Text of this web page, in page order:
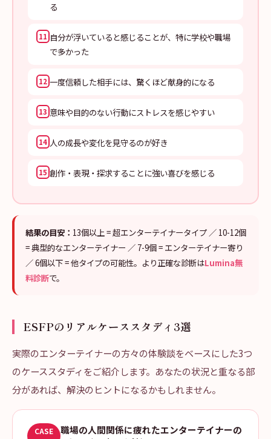
る
11 自分が浮いていると感じることが、特に学校や職場
で多かった
12 一度信頼した相手には、驚くほど献身的になる
13 意味や目的のない行動にストレスを感じやすい
14 人の成長や変化を見守るのが好き
15 創作・表現・探求することに強い喜びを感じる
結果の目安： 13個以上 = 超エンターテイナータイプ ／ 10-12個
= 典型的なエンターテイナー ／ 7-9個 = エンターテイナー寄り
／ 6個以下 = 他タイプの可能性。より正確な診断はLumina無
料診断で。
ESFPのリアルケーススタディ3選
実際のエンターテイナーの方々の体験談をベースにした3つ
のケーススタディをご紹介します。あなたの状況と重なる部
分があれば、解決のヒントになるかもしれません。
CASE
職場の人間関係に疲れたエンターテイナーの